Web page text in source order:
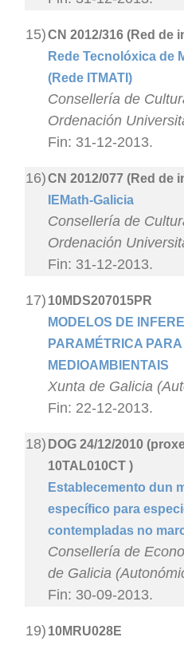
15)CN 2012/316 (Red de
Rede Tecnolóxica de
(Rede ITMATI)
Consellería de
Ordenación
Fin: 31-12-2013.
16)CN 2012/077 (Red de
IEMath-Galicia
Consellería de
Ordenación
Fin: 31-12-2013.
17) 10MDS207015PR
MODELOS DE
PARAMÉTRICA
MEDIOAMBIENTAIS
Xunta de Galicia
Fin: 22-12-2013.
18) DOG 24/12/2010
10TAL010CT )
Establecemento dun
específico para
contempladas no
Consellería de
de Galicia
Fin: 30-09-2013.
19) 10MRU028E